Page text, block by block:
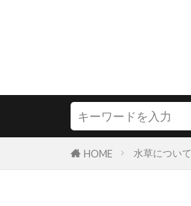
HOME 水草について